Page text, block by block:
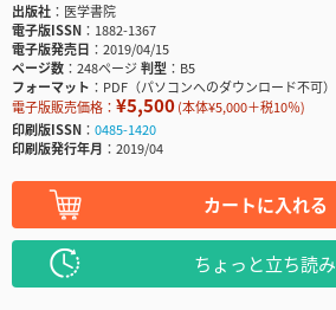
出版社
医学書院
電子版ISSN
1882-1367
電子版発売日
2019/04/15
ページ数
248ページ判型
B5
フォーマット
PDF（パソコンへのダウンロード不可）
電子版販売価格： ¥5,500(本体¥5,000＋税10％)
印刷版ISSN
0485-1420
印刷版発行年月
2019/04
カートに入れる
ちょっと立ち読み